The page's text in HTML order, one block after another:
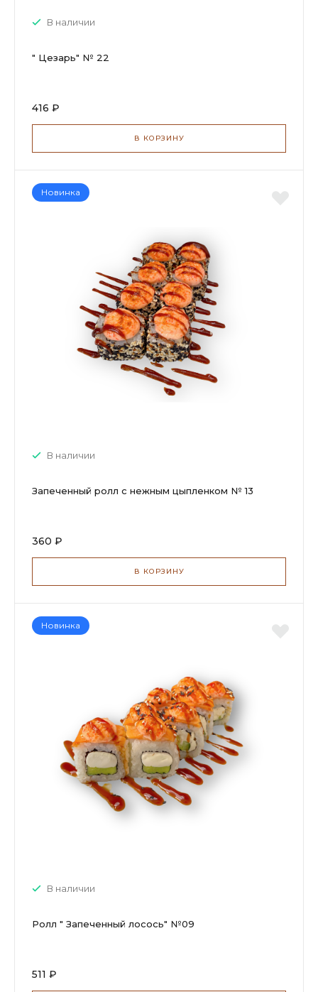
В наличии
" Цезарь" № 22
416 ₽
В КОРЗИНУ
Новинка
В наличии
Запеченный ролл с нежным цыпленком № 13
360 ₽
В КОРЗИНУ
Новинка
В наличии
Ролл " Запеченный лосось" №09
511 ₽